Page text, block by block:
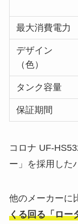
最大消費電力
デザイン
（色）
タンク容量
保証期間
コロナ UF-
ー」を採用した
他のメーカーに
くる回る「ロー